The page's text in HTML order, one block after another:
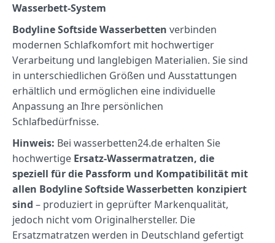
Wasserbett-System
BodylineSoftsideWasserbetten verbinden
modernen Schlafkomfort mit hochwertiger
Verarbeitung und langlebigen Materialien. Siesind
in unterschiedlichen Größen und Ausstattungen
erhältlich und ermöglichen eine individuelle
Anpassung an Ihre persönlichen
Schlafbedürfnisse.
Hinweis: Bei wasserbetten24.de erhalten Sie
hochwertige Ersatz-Wassermatratzen, die
speziell fürdie Passform und Kompatibilität mit
allen BodylineSoftsideWasserbetten konzipiert
sind – produziert in geprüfter Markenqualität,
jedoch nichtvom Originalhersteller. Die
Ersatzmatratzen werden in Deutschland gefertigt